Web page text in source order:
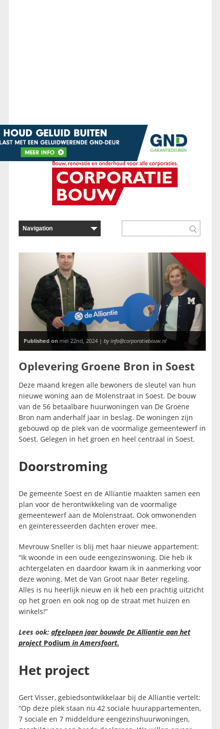
Nieuws
Published onmei 22nd, 2024 | by info@corporatiebouw.nl
Oplevering Groene Bron in Soest
Deze maand kregen alle bewoners de sleutel van hun
nieuwe woning aan de Molenstraat in Soest. De bouw
van de 56 betaalbare huurwoningen van De Groene
Bron nam anderhalf jaar in beslag. De woningen zijn
gebouwd op de plek van de voormalige gemeentewerf in
Soest. Gelegen in het groen en heel centraal in Soest.
Doorstroming
De gemeente Soest en de Alliantie maakten samen een
plan voor de herontwikkeling van de voormalige
gemeentewerf aan de Molenstraat. Ook omwonenden
en geïnteresseerden dachten erover mee.
Mevrouw Sneller is blij met haar nieuwe appartement:
“Ik woonde in een oude eengezinswoning. Die heb ik
achtergelaten en daardoor kwam ik in aanmerking voor
deze woning. Met de Van Groot naar Beter regeling.
Alles is nu heerlijk nieuw en ik heb een prachtig uitzicht
op het groen en ook nog op de straat met huizen en
winkels!”
Lees ook: afgelopen jaar bouwde De Alliantie aan het
project Podium in Amersfoort.
Het project
Gert Visser, gebiedsontwikkelaar bij de Alliantie vertelt:
“Op deze plek staan nu 42 sociale huurappartementen,
7 sociale en 7 middeldure eengezinshuurwoningen,